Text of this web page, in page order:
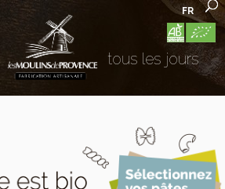
FR
tous les jours